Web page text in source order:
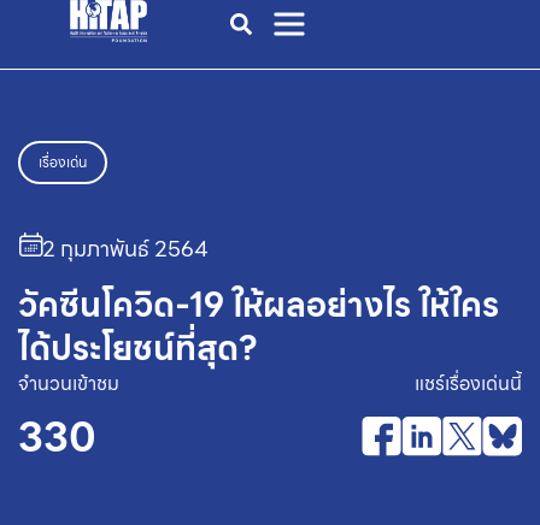
เรื่องเด่น
2 กุมภาพันธ์ 2564
วัคซีนโควิด-19 ให้ผลอย่างไร ให้ใคร
ได้ประโยชน์ที่สุด?
จำนวนเข้าชม
330
แชร์เรื่องเด่นนี้